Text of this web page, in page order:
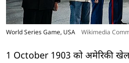
World Series Game, USA Wikimedia
1 October 1903 को अमेरिकी खेल